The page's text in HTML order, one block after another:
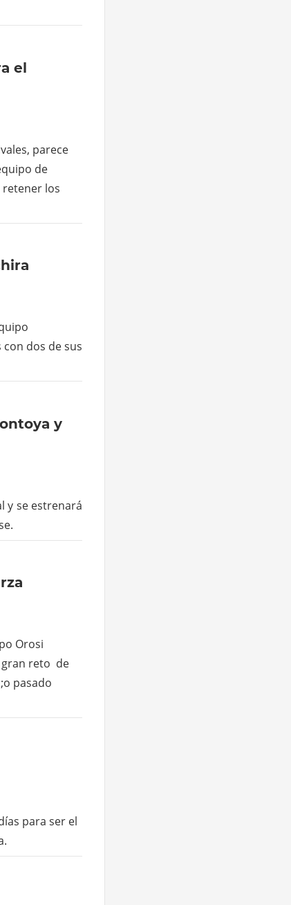
el
parece
de
los
dos de sus
y
y se estrenará
Orosi
gran reto de
pasado
para ser el